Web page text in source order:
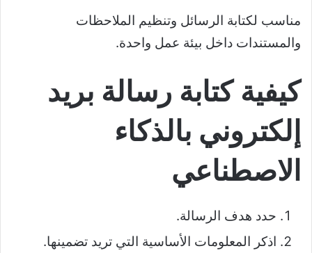
مناسب لكتابة الرسائل وتنظيم الملاحظات
والمستندات داخل بيئة عمل واحدة.
كيفية كتابة رسالة بريد
إلكتروني بالذكاء
الاصطناعي
حدد هدف الرسالة.
اذكر المعلومات الأساسية التي تريد تضمينها.